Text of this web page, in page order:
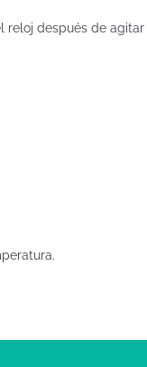
después de